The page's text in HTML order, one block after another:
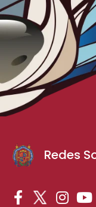
Redes